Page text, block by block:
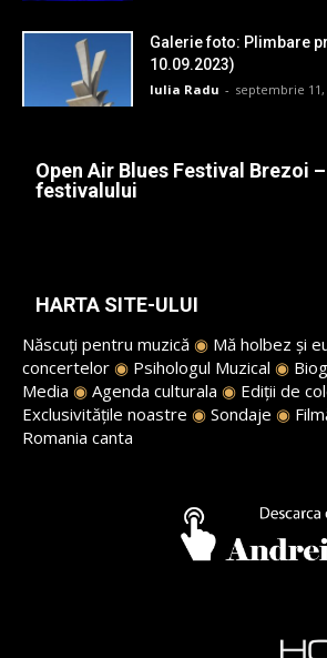
Galerie foto: Plimbare
10.09.2023)
Iulia Radu - septembrie 11,
Open Air Blues Festival Brezoi
festivalului
HARTA SITE-ULUI
Născuți pentru muzică ◉ Mă holbez și
concertelor ◉ Psihologul Muzical ◉
Media ◉ Agenda culturala ◉ Ediții de
Exclusivitățile noastre ◉ Sondaje ◉
Romania canta